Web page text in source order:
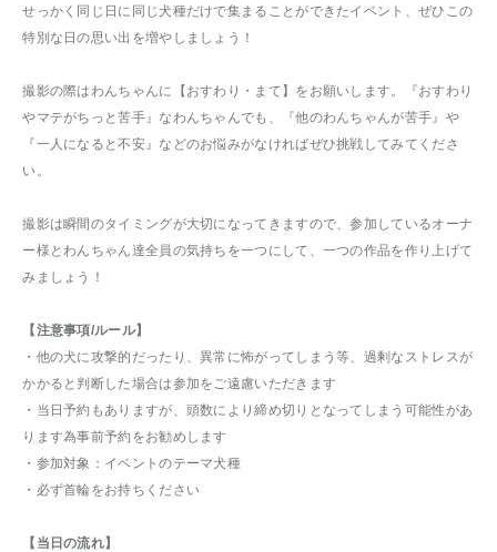
せっかく同じ日に同じ犬種だけで集まることができたイベント、ぜひこの
特別な日の思い出を増やしましょう！
撮影の際はわんちゃんに【おすわり・まて】をお願いします。『おすわり
やマテがちっと苦手』なわんちゃんでも、『他のわんちゃんが苦手』や
『一人になると不安』などのお悩みがなければぜひ挑戦してみてくださ
い。
撮影は瞬間のタイミングが大切になってきますので、参加しているオーナ
ー様とわんちゃん達全員の気持ちを一つにして、一つの作品を作り上げて
みましょう！
【注意事項/ルール】
・他の犬に攻撃的だったり、異常に怖がってしまう等、過剰なストレスが
かかると判断した場合は参加をご遠慮いただきます
・当日予約もありますが、頭数により締め切りとなってしまう可能性があ
ります為事前予約をお勧めします
・参加対象：イベントのテーマ犬種
・必ず首輪をお持ちください
【当日の流れ】